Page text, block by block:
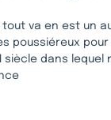
va en est un
poussiéreux
siècle dans lequel